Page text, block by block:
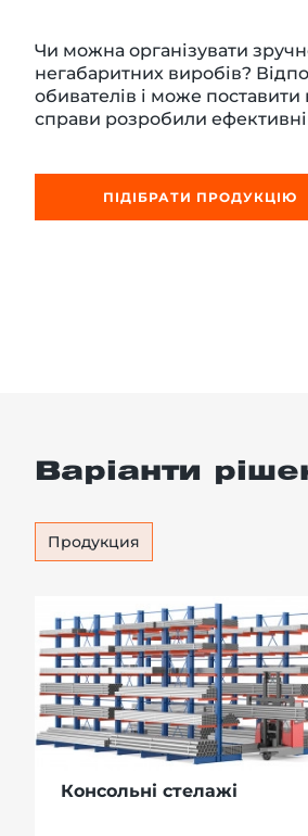
Чи можна організувати
негабаритних виробів?
обивателів і може
справи розробили
ПІДІБРАТИ ПРОДУКЦІЮ
Варіанти
Продукция
Консольні стелажі
поверх